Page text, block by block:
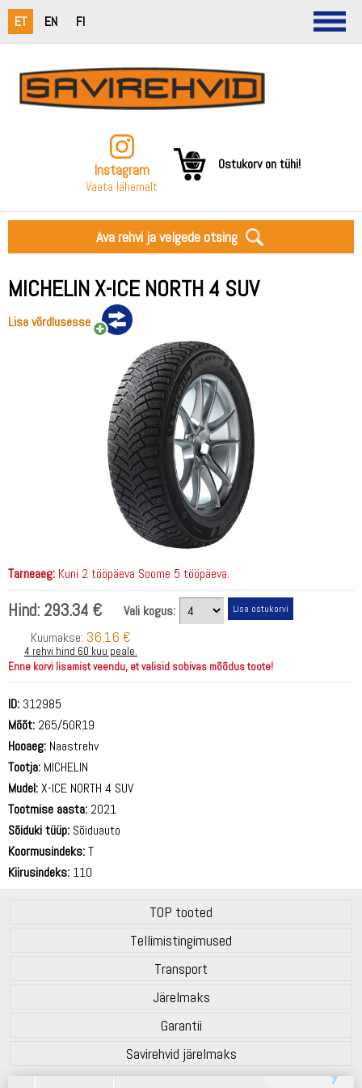
ET EN FI
Instagram
Vaata lähemalt
Ostukorv on tühi!
Ava rehvi ja velgede otsing
MICHELIN X-ICE NORTH 4 SUV
Lisa võrdlusesse
Tarneaeg: Kuni 2 tööpäeva Soome 5 tööpäeva.
Hind: 293.34 €
Vali kogus:
Kuumakse: 36.16 €
4 rehvi hind 60 kuu peale.
Enne korvi lisamist veendu, et valisid sobivas mõõdus toote!
ID: 312985
Mõõt: 265/50R19
Hooaeg: Naastrehv
Tootja: MICHELIN
Mudel:X-ICE NORTH 4 SUV
Tootmise aasta: 2021
Sõiduki tüüp: Sõiduauto
Koormusindeks:T
Kiirusindeks: 110
TOP tooted
Tellimistingimused
Transport
Järelmaks
Garantii
Savirehvid järelmaks